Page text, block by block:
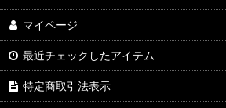
マイページ
最近チェックしたアイテム
特定商取引法表示